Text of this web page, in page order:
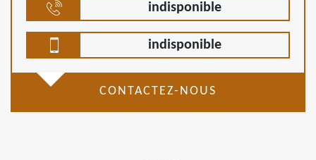
indisponible
indisponible
CONTACTEZ-NOUS